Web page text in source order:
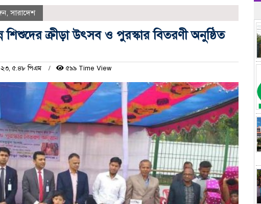
,সারাদেশ
শিশুদের ক্রীড়া উৎসব ও পুরস্কার বিতরণী অনুষ্ঠিত
৫.৪৮ পিএম ৫৯৯ Time View